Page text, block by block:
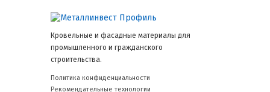
Прочность крепления: стабильная
деревянных элементов и
композитных панелей снижает
риск расшатывания и деформаций.
Снижение риска повреждения
материала: оптимальная форма
Кровельные и фасадные материалы для
промышленного и гражданского
строительства.
Политика конфиденциальности
Рекомендательные технологии